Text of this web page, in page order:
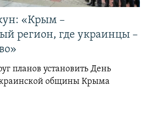
«Крым –
регион, где украинцы –
планов установить День
общины Крыма